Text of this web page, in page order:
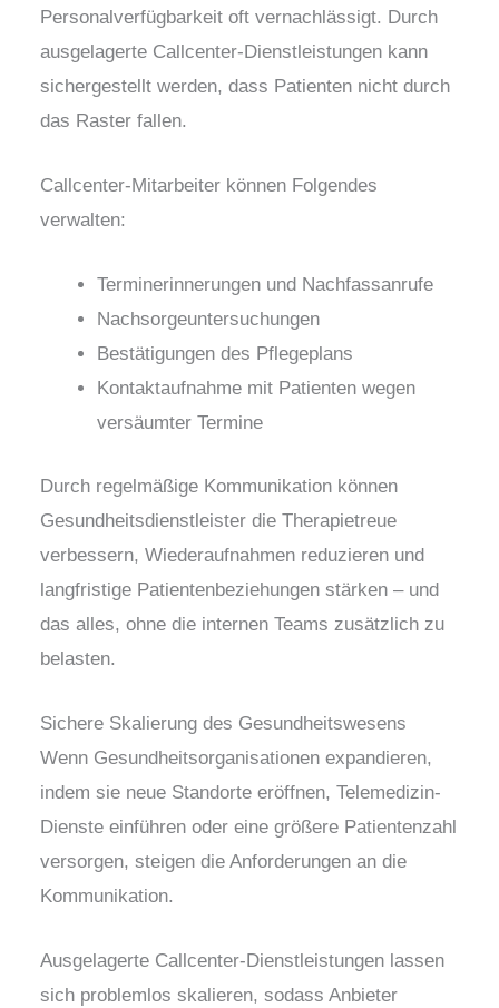
Personalverfügbarkeit oft vernachlässigt. Durch
ausgelagerte Callcenter-Dienstleistungen kann
sichergestellt werden, dass Patienten nicht durch
das Raster fallen.
Callcenter-Mitarbeiter können Folgendes
verwalten:
Terminerinnerungen und Nachfassanrufe
Nachsorgeuntersuchungen
Bestätigungen des Pflegeplans
Kontaktaufnahme mit Patienten wegen
versäumter Termine
Durch regelmäßige Kommunikation können
Gesundheitsdienstleister die Therapietreue
verbessern, Wiederaufnahmen reduzieren und
langfristige Patientenbeziehungen stärken – und
das alles, ohne die internen Teams zusätzlich zu
belasten.
Sichere Skalierung des Gesundheitswesens
Wenn Gesundheitsorganisationen expandieren,
indem sie neue Standorte eröffnen, Telemedizin-
Dienste einführen oder eine größere Patientenzahl
versorgen, steigen die Anforderungen an die
Kommunikation.
Ausgelagerte Callcenter-Dienstleistungen lassen
sich problemlos skalieren, sodass Anbieter